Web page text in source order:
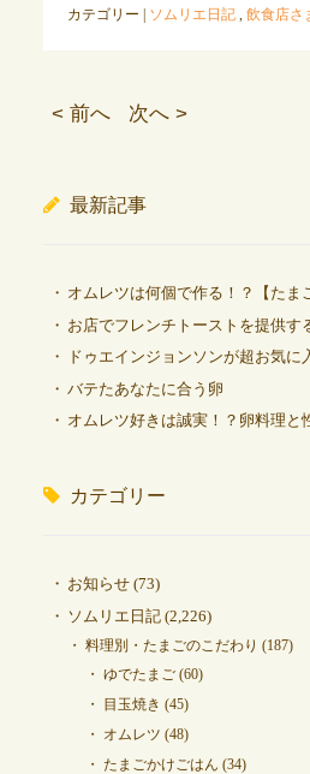
カテゴリー | ソムリエ日記, 飲食店さ
< 前へ 次へ >
最新記事
オムレツは何個で作る！？【たま
お店でフレンチトーストを提供す
ドゥエインジョンソンが超お気に
バテたあなたに合う卵
オムレツ好きは誠実！？卵料理と
カテゴリー
お知らせ(73)
ソムリエ日記(2,226)
料理別・たまごのこだわり (187)
ゆでたまご(60)
目玉焼き (45)
オムレツ (48)
たまごかけごはん (34)